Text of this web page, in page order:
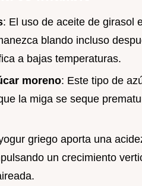
: El uso de aceite de girasol
blando incluso
a bajas temperaturas.
moreno: Este tipo de
la miga se seque
griego aporta una
un crecimiento